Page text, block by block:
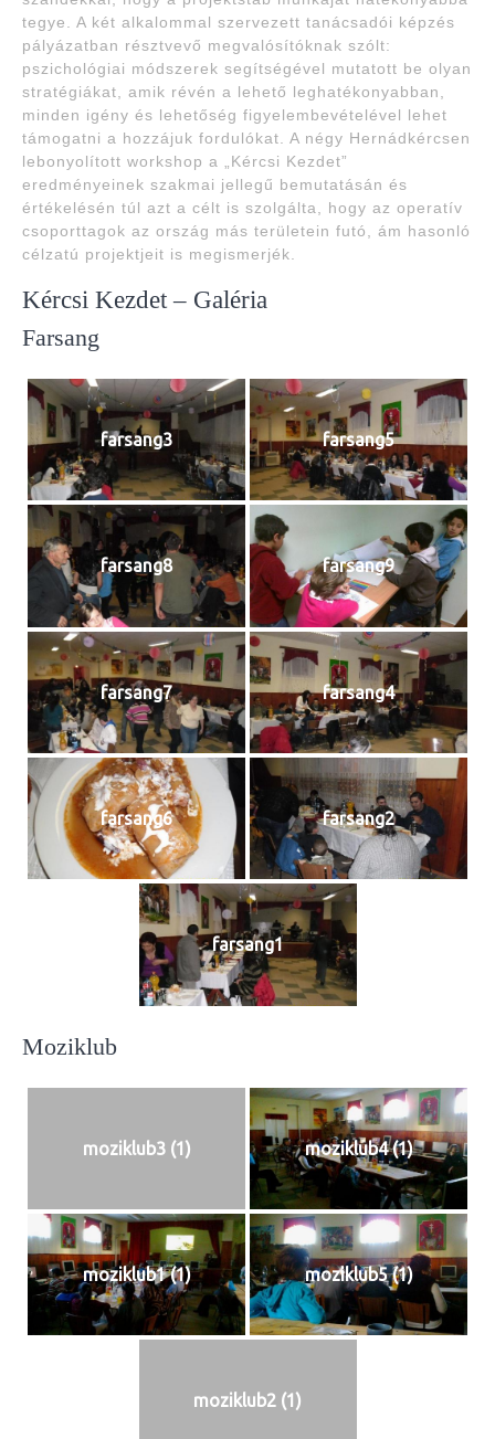
tegye. A két alkalommal szervezett tanácsadói képzés
pályázatban résztvevő megvalósítóknak szólt:
pszichológiai módszerek segítségével mutatott be olyan
stratégiákat, amik révén a lehető leghatékonyabban,
minden igény és lehetőség figyelembevételével lehet
támogatni a hozzájuk fordulókat. A négy Hernádkércsen
lebonyolított workshop a „Kércsi Kezdet”
eredményeinek szakmai jellegű bemutatásán és
értékelésén túl azt a célt is szolgálta, hogy az operatív
csoporttagok az ország más területein futó, ám hasonló
célzatú projektjeit is megismerjék.
Kércsi Kezdet – Galéria
Farsang
farsang3 farsang5
farsang8 farsang9
farsang7 farsang4
farsang6 farsang2
farsang1
Moziklub
moziklub3 (1) moziklub4 (1)
moziklub1 (1) moziklub5 (1)
moziklub2 (1)